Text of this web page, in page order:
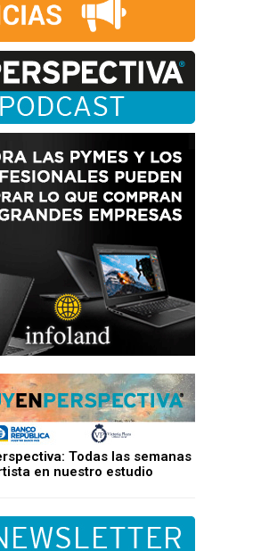
Todas las semanas
en nuestro estudio